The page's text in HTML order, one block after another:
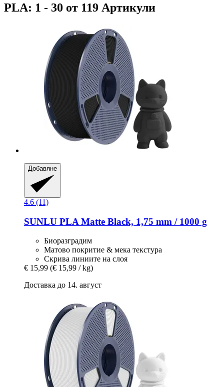
PLA: 1 - 30 от 119 Артикули
Добавяне
4.6 (11)
SUNLU PLA Matte Black, 1,75 mm / 1000 g
Биоразградим
Матово покритие & мека текстура
Скрива линиите на слоя
€ 15,99 (€ 15,99 / kg)
Доставка до 14. август